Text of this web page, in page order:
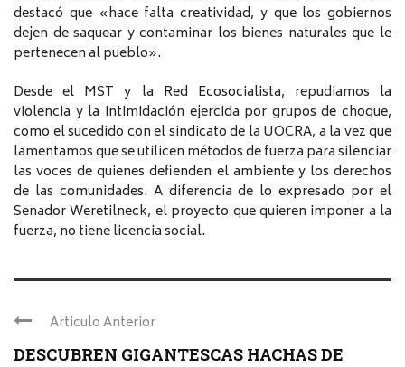
destacó que «hace falta creatividad, y que los gobiernos
dejen de saquear y contaminar los bienes naturales que le
pertenecen al pueblo».
Desde el MST y la Red Ecosocialista, repudiamos la
violencia y la intimidación ejercida por grupos de choque,
como el sucedido con el sindicato de la UOCRA, a la vez que
lamentamos que se utilicen métodos de fuerza para silenciar
las voces de quienes defienden el ambiente y los derechos
de las comunidades. A diferencia de lo expresado por el
Senador Weretilneck, el proyecto que quieren imponer a la
fuerza, no tiene licencia social.
Articulo Anterior
DESCUBREN GIGANTESCAS HACHAS DE